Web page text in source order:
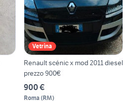
Vetrina
Renault scénic x mod 2011 diesel
prezzo 900€
900 €
Roma (RM)